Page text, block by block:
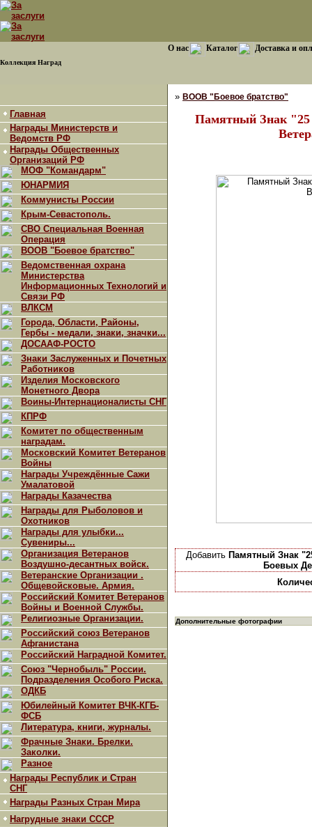
Коллекция Наград
О нас Каталог Доставка и
Главная
Награды Министерств и
Ведомств РФ
Награды Общественных
Организаций РФ
МОФ "Командарм"
ЮНАРМИЯ
Коммунисты России
Крым-Севастополь.
СВО Специальная Военная
Операция
ВООВ "Боевое братство"
Ведомственная охрана
Министерства
Информационных Технологий и
Связи РФ
ВЛКСМ
Города, Области, Районы,
Гербы - медали, знаки, значки...
ДОСААФ-РОСТО
Знаки Заслуженных и Почетных
Работников
Изделия Московского
Монетного Двора
Воины-Интернационалисты СНГ
КПРФ
Комитет по общественным
наградам.
Московский Комитет Ветеранов
Войны
Награды Учреждённые Сажи
Умалатовой
Награды Казачества
Награды для Рыболовов и
Охотников
Награды для улыбки...
Сувениры...
Организация Ветеранов
Воздушно-десантных войск.
Ветеранские Организации .
Общевойсковые. Армия.
Российский Комитет Ветеранов
Войны и Военной Службы.
Религиозные Организации.
Российский союз Ветеранов
Афганистана
Российский Наградной Комитет.
Союз "Чернобыль" России.
Подразделения Особого Риска.
ОДКБ
Юбилейный Комитет ВЧК-КГБ-
ФСБ
Литература, книги, журналы.
Фрачные Знаки. Брелки.
Заколки.
Разное
Награды Республик и Стран
СНГ
Награды Разных Стран Мира
Нагрудные знаки СССР
» ВООВ "Боевое братство"
Памятный Знак "25
Добавить Памятный Знак
Боевых
Дополнительные фотографии